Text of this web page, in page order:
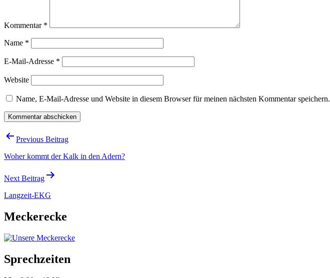
Kommentar *
Name *
E-Mail-Adresse *
Website
Name, E-Mail-Adresse und Website in diesem Browser für meinen nächsten Kommentar speichern.
Beitragsnavigation
Previous Beitrag
Woher kommt der Kalk in den Adern?
Next Beitrag
Langzeit-EKG
Meckerecke
Sprechzeiten